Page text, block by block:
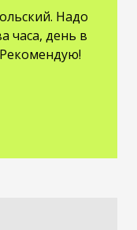
Надо
часа, день в